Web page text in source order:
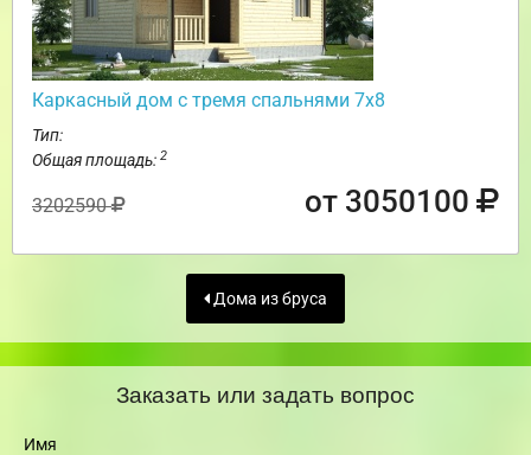
Каркасный дом с тремя спальнями 7х8
Тип:
Общая площадь: 2
3202590 от 3050100
Дома из бруса
Заказать или задать вопрос
Имя